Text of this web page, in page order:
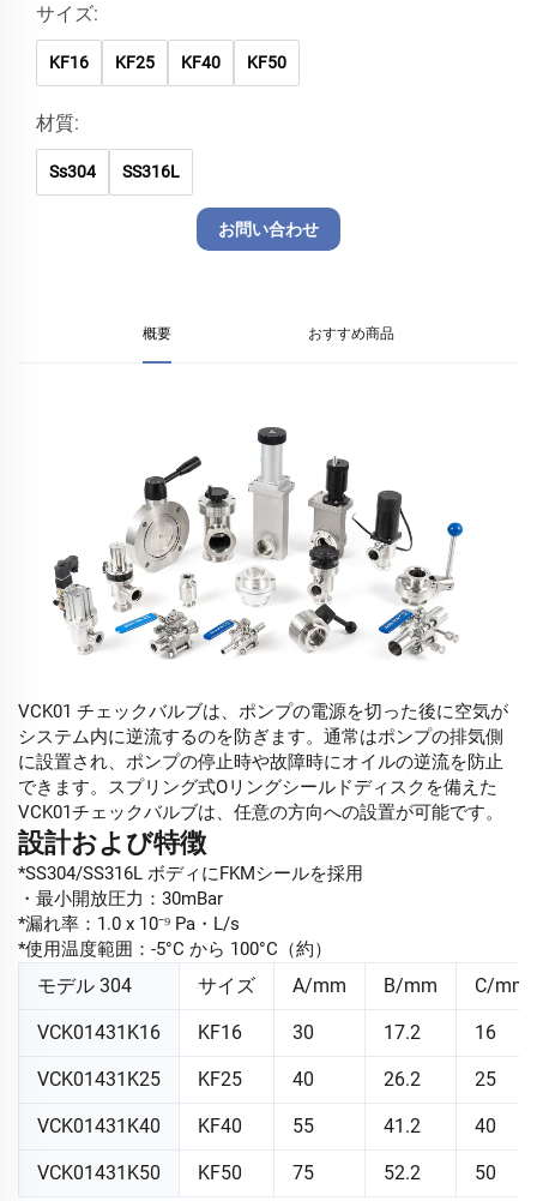
サイズ:
KF16 KF25 KF40 KF50
材質:
Ss304 SS316L
お問い合わせ
概要 おすすめ商品
VCK01 チェックバルブは、ポンプの電源を切った後に空気が
システム内に逆流するのを防ぎます。通常はポンプの排気側
に設置され、ポンプの停止時や故障時にオイルの逆流を防止
できます。スプリング式Oリングシールドディスクを備えた
VCK01チェックバルブは、任意の方向への設置が可能です。
設計および特徴
*SS304/SS316L ボディにFKMシールを採用
・最小開放圧力：30mBar
*漏れ率：1.0 x 10⁻⁹ Pa・L/s
*使用温度範囲：-5°C から 100°C（約）
モデル 304 サイズ A/mm B/mm C/mm
VCK01431K16 KF16 30 17.2 16
VCK01431K25 KF25 40 26.2 25
VCK01431K40 KF40 55 41.2 40
VCK01431K50 KF50 75 52.2 50